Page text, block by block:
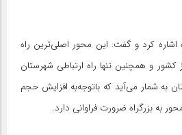
کرد و گفت: این محور اصلی‌ترین راه
کشور و همچنین تنها راه ارتباطی شهرستان
به شمار می‌آید که باتوجه‌به افزایش حجم
به بزرگراه ضرورت فراوانی دارد.